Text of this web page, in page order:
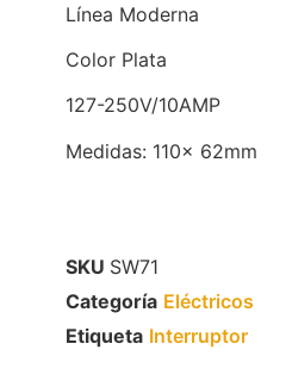
Línea Moderna
Color Plata
127-250V/10AMP
Medidas: 110x 62mm
SKU SW71
Categoría Eléctricos
Etiqueta Interruptor